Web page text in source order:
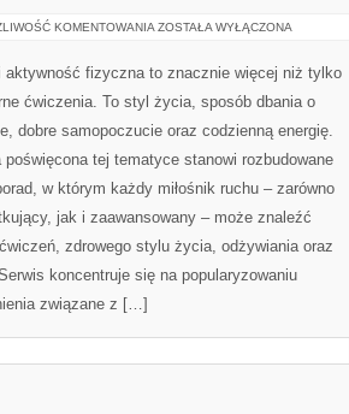
KOMENTOWANIA LIFESTYLE
ZOSTAŁA WYŁĄCZONA
aktywność fizyczna to znacznie więcej niż tylko
ćwiczenia. To styl życia, sposób dbania o
dobre samopoczucie oraz codzienną energię.
poświęcona tej tematyce stanowi rozbudowane
w którym każdy miłośnik ruchu – zarówno
jak i zaawansowany – może znaleźć
zdrowego stylu życia, odżywiania oraz
koncentruje się na popularyzowaniu
związane z […]